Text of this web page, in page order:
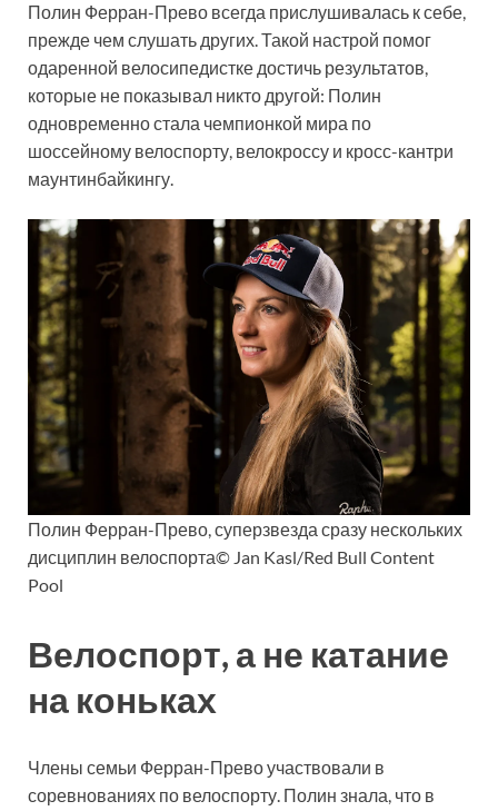
Полин Ферран-Прево всегда прислушивалась к себе,
прежде чем слушать других. Такой настрой помог
одаренной велосипедистке достичь результатов,
которые не показывал никто другой: Полин
одновременно стала чемпионкой мира по
шоссейному велоспорту, велокроссу и кросс-кантри
маунтинбайкингу.
Полин Ферран-Прево, суперзвезда сразу нескольких
дисциплин велоспорта© Jan Kasl/Red Bull Content
Pool
Велоспорт, а не катание
на коньках
Члены семьи Ферран-Прево участвовали в
соревнованиях по велоспорту. Полин знала, что в